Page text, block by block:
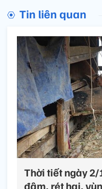
Tin liên quan
Thời tiết ngày
đậm, rét hại,